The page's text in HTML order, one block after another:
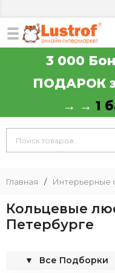
3 000
ПОДАРОК
→ → 1
Главная / Интерьерные
Кольцевые
Петербурге
Все Подборки
▼